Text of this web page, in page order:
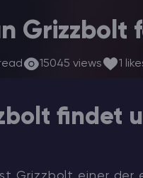
Grizzbolt
15045 views 1
findet